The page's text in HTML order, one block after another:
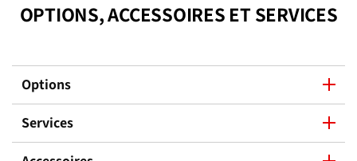
OPTIONS, ACCESSOIRES ET SERVICES
Options
Services